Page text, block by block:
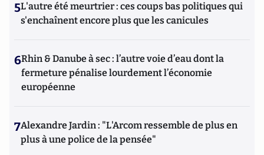
5L'autre été meurtrier : ces coups bas politiques qui
s'enchaînent encore plus que les canicules
6Rhin & Danube à sec : l’autre voie d’eau dont la
fermeture pénalise lourdement l’économie
européenne
7Alexandre Jardin : "L'Arcom ressemble de plus en
plus à une police de la pensée"